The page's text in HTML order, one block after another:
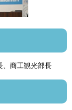
、商工観光部長